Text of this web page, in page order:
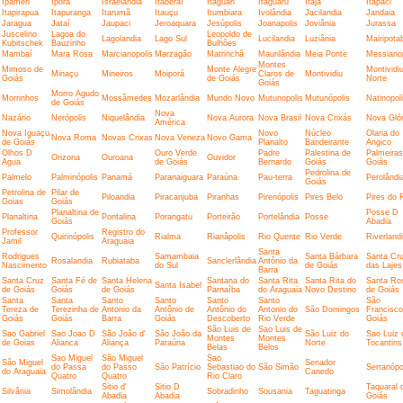
Itapirapua
Itapuranga Itarumã Itauçu Itumbiara Ivolândia Jacilandia
Jandaia
Jaragua
Jataí Jaupaci Jeroaquara Jesúpolis Joanapolis Joviânia
Jurassa
Juscelino
Kubitschek
Lagoa do
Bauzinho
Lagolandia Lago Sul
Leopoldo de
Bulhões
Lucilandia Luziânia
Mambaí
Mara Rosa Marcianopolis Marzagão Matrinchã Maurilândia Meia Ponte
Mimoso de
Goiás
Minaçu Mineiros Moiporá
Monte Alegre
de Goiás
Montes
Claros de
Goiás
Montividiu
Norte
Morrinhos
Morro Agudo
de Goiás
Mossâmedes Mozarlândia Mundo Novo Mutunopolis Mutunópolis
Nazário Nerópolis Niquelândia
Nova
América
Nova Aurora Nova Brasil Nova Crixás
Nova
Nova Iguaçu
de Goiás
Nova Roma Novas Crixas Nova Veneza Novo Gama
Novo
Planalto
Núcleo
Bandeirante
Olaria do
Angico
Olhos D
Agua
Orizona Ouroana
Ouro Verde
de Goiás
Ouvidor
Padre
Bernardo
Palestina de
Goiás
Goiás
Palmelo
Palminópolis Panamá Paranaiguara Paraúna Pau-terra
Pedrolina de
Goiás
Petrolina de
Goias
Pilar de
Goiás
Piloandia Piracanjuba Piranhas Pirenópolis Pires Belo Pires do
Planaltina
Planaltina de
Goiás
Pontalina Porangatu Porteirão Portelândia Posse
Posse D
Abadia
Professor
Jamil
Quirinópolis
Registro do
Araguaia
Rialma Rianâpolis Rio Quente Rio Verde
Rodrigues
Nascimento Rosalandia Rubiataba
Samambaia
do Sul
Sanclerlândia
Santa
Antônio da
Barra
Santa Bárbara
de Goiás
Santa
das Lajes
Santa Cruz
de Goiás
Santa Fé de
Goiás
Santa Helena
de Goiás
Santa Isabel
Santana do
Parnaíba
Santa Rita
do Araguaia
Santa Rita do
Novo Destino
Santa
de Goiás
Santa
Tereza de
Goiás
Santa
Terezinha de
Goiás
Santo
Antonio da
Barra
Santo
Antônio de
Goiás
Santo
Antônio do
Descoberto
Santo
Antonio do
Rio Verde
São Domingos
São
Goiás
Sao Gabriel
de Goias
Sao Joao D
Alianca
São João d'
Aliança
São João da
Paraúna
São Luis de
Montes
Belas
Sao Luis de
Montes
Belos
São Luiz do
Norte
Sao Luiz
Tocantins
São Miguel
do Araguaia
Sao Miguel
do Passa
Quatro
São Miguel
do Passo
Quatro
São Patrício
Sao
Sebastiao do
Rio Claro
São Simão
Senador
Canedo
Silvânia Simolândia
Sitio d'
Abadia
Sitio D
Abadia
Sobradinho Sousania Taguatinga
Taquaral
Goiás